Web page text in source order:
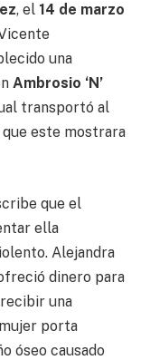
, el 14 de marzo
una
Ambrosio ‘N’
transportó al
este mostrara
que el
ella
Alejandra
dinero para
una
porta
óseo causado